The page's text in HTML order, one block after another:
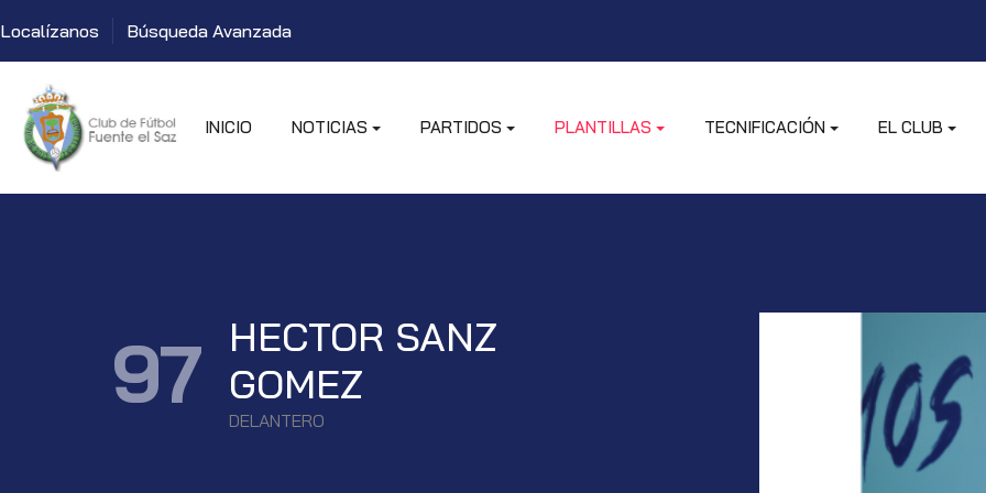
Localízanos Búsqueda Avanzada
INICIO NOTICIAS PARTIDOS PLANTILLAS TECNIFICACIÓN EL CLUB
97
HECTOR SANZ
GOMEZ
DELANTERO